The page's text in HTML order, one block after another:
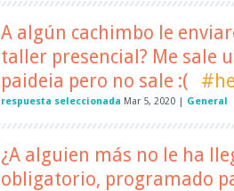
A algún cachimbo le
taller presencial? Me sale
paideia pero no sale :(
respuesta seleccionada Mar 5, 2020 General
¿A alguien más no le ha
obligatorio, programado